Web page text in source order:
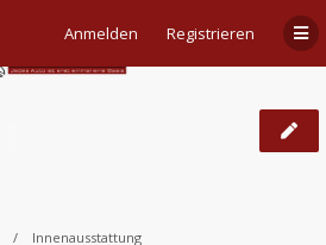
Anmelden Registrieren
Innenausstattung